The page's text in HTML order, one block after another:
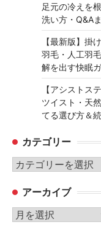
足元の冷えを
洗い方・Q&A
【最新版】掛
羽毛・人工羽
解を出す快眠
【アシストス
ツイスト・天
てる選び方＆
カテゴリー
カ
ゴ
リ
ー
アーカイブ
ア